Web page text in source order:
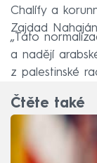
Chalífy a
Zajdad
„Tato
a nadějí
z palestinské
Čtěte také